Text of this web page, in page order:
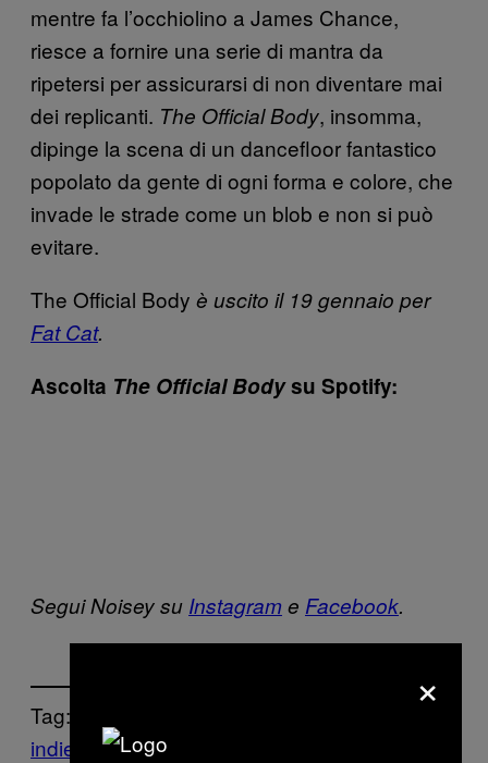
mentre fa l’occhiolino a James Chance,
riesce a fornire una serie di mantra da
ripetersi per assicurarsi di non diventare mai
dei replicanti. The Official Body, insomma,
dipinge la scena di un dancefloor fantastico
popolato da gente di ogni forma e colore, che
invade le strade come un blob e non si può
evitare.
The Official Body è uscito il 19 gennaio per
Fat Cat.
Ascolta The Official Bodysu Spotify:
Segui Noisey su Instagram e Facebook.
Tag:
indie rock londra
×